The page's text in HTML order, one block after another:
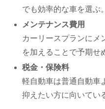
でも効率的な車を選ぶ。
メンテナンス費用
カーリースプランにメ
を加えることで予期せ
税金・保険料
軽自動車は普通自動車
抑えたい方に向いてい